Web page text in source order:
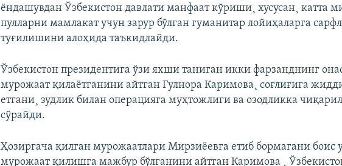
ëндашувдан Ўзбекистон давлати манфаат кўриши¸ хусусан¸ катта
пулларни мамлакат учун зарур бўлган гуманитар лойиҳаларга
туғилишини алоҳида таъкидлайди.
Ўзбекистон президентига ўзи яхши таниган икки фарзанднинг
мурожаат қилаëтганини айтган Гулнора Каримова¸ соғлиғига
етгани¸ зудлик билан операцияга муҳтожлиги ва озодликка
сўрайди.
Ҳозиргача қилган мурожаатлари Мирзиëевга етиб бормагани боис
мурожаат қилишга мажбур бўлганини айтган Каримова ¸